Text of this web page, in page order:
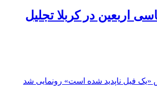
اربعین در کربلا تجلیل